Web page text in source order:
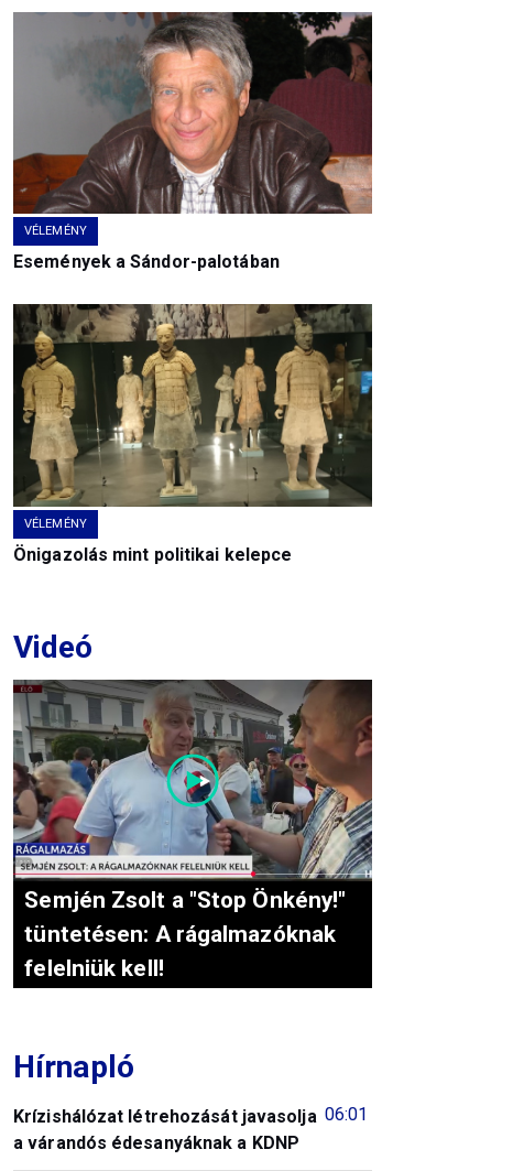
VÉLEMÉNY
Események a Sándor-palotában
VÉLEMÉNY
Önigazolás mint politikai kelepce
Videó
Semjén Zsolt a "Stop Önkény!"
tüntetésen: A rágalmazóknak
felelniük kell!
Hírnapló
06:01
Krízishálózat létrehozását javasolja
a várandós édesanyáknak a KDNP